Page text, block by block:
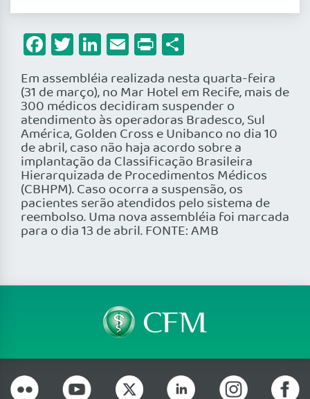
Facebook
Twitter
LinkedIn
Email
Print
Em assembléia realizada nesta quarta-feira
(31 de março), no Mar Hotel em Recife, mais de
300 médicos decidiram suspender o
atendimento às operadoras Bradesco, Sul
América, Golden Cross e Unibanco no dia 10
de abril, caso não haja acordo sobre a
implantação da Classificação Brasileira
Hierarquizada de Procedimentos Médicos
(CBHPM). Caso ocorra a suspensão, os
pacientes serão atendidos pelo sistema de
reembolso. Uma nova assembléia foi marcada
para o dia 13 de abril. FONTE: AMB